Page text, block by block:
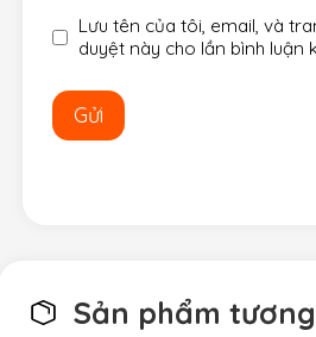
Lưu tên của tôi, email, và
duyệt này cho lần bình luận
Sản phẩm